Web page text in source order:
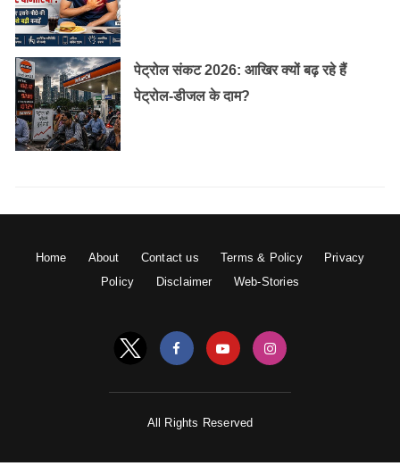
पेट्रोल संकट 2026: आखिर क्यों बढ़ रहे हैं
पेट्रोल-डीजल के दाम?
Home About Contact us Terms & Policy
Privacy
Policy
Disclaimer Web-Stories
All Rights Reserved